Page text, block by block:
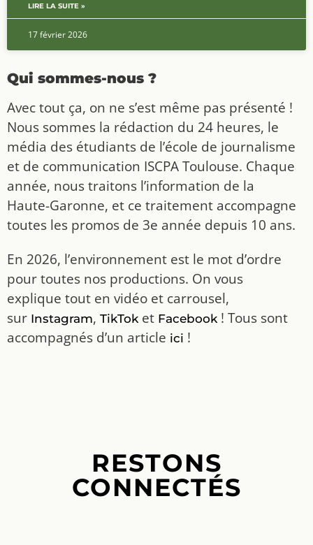
LIRE LA SUITE »
17 février 2026
Qui sommes-nous ?
Avec tout ça, on ne s’est même pas présenté !
Nous sommes la rédaction du 24 heures, le
média des étudiants de l’école de journalisme
et de communication ISCPA Toulouse. Chaque
année, nous traitons l’information de la
Haute-Garonne, et ce traitement accompagne
toutes les promos de 3e année depuis 10 ans.
En 2026, l’environnement est le mot d’ordre
pour toutes nos productions. On vous
explique tout en vidéo et carrousel,
sur Instagram, TikToket Facebook! Tous sont
accompagnés d’un article ici !
RESTONS
CONNECTÉS